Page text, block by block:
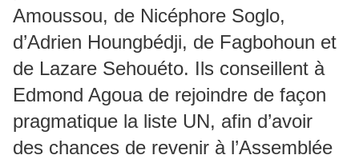
Amoussou, de Nicéphore Soglo,
d’Adrien Houngbédji, de Fagbohoun et
de Lazare Sehouéto. Ils conseillent à
Edmond Agoua de rejoindre de façon
pragmatique la liste UN, afin d’avoir
des chances de revenir à l’Assemblée